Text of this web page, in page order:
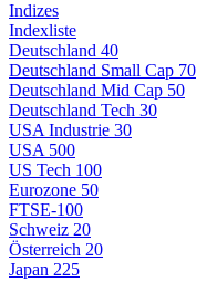
Indizes
Indexliste
Deutschland 40
Deutschland Small Cap 70
Deutschland Mid Cap 50
Deutschland Tech 30
USA Industrie 30
USA 500
US Tech 100
Eurozone 50
FTSE-100
Schweiz 20
Österreich 20
Japan 225